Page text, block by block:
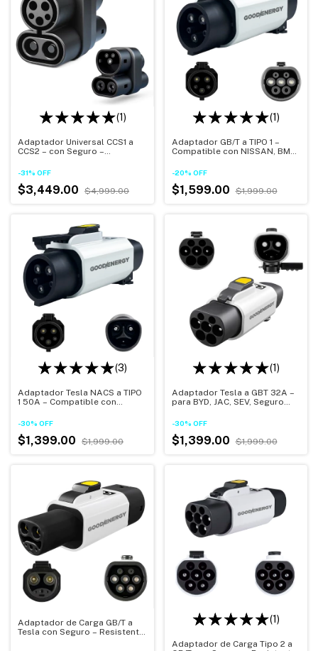
(1)
Adaptador Universal CCS1 a
CCS2 – con Seguro –
-31% OFF
$3,449.00 $4,999.00
(1)
Adaptador GB/T a TIPO 1 –
Compatible con NISSAN, BMW,
-20% OFF
$1,599.00 $1,999.00
(3)
Adaptador Tesla NACS a TIPO
1 50A – Compatible con
y Compacto
-30% OFF
$1,399.00 $1,999.00
(1)
Adaptador Tesla a GBT 32A –
para BYD, JAC, SEV, Seguro
Agua - Certificado
-30% OFF
$1,399.00 $1,999.00
Adaptador de Carga GB/T a
Tesla con Seguro – Resistente
(1)
Adaptador de Carga Tipo 2 a